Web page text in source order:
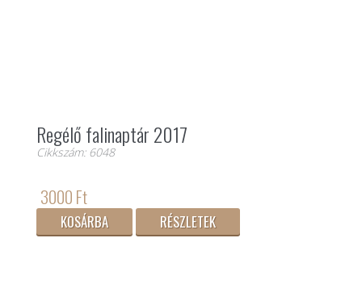
Regélő falinaptár 2017
Cikkszám: 6048
3000 Ft
KOSÁRBA RÉSZLETEK